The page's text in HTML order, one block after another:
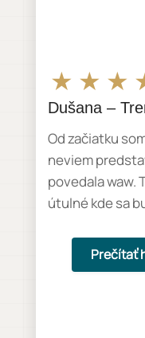
★ ★ ★
Dušana –
Od začiatku
neviem
povedala waw.
útulné kde sa
Prečítať